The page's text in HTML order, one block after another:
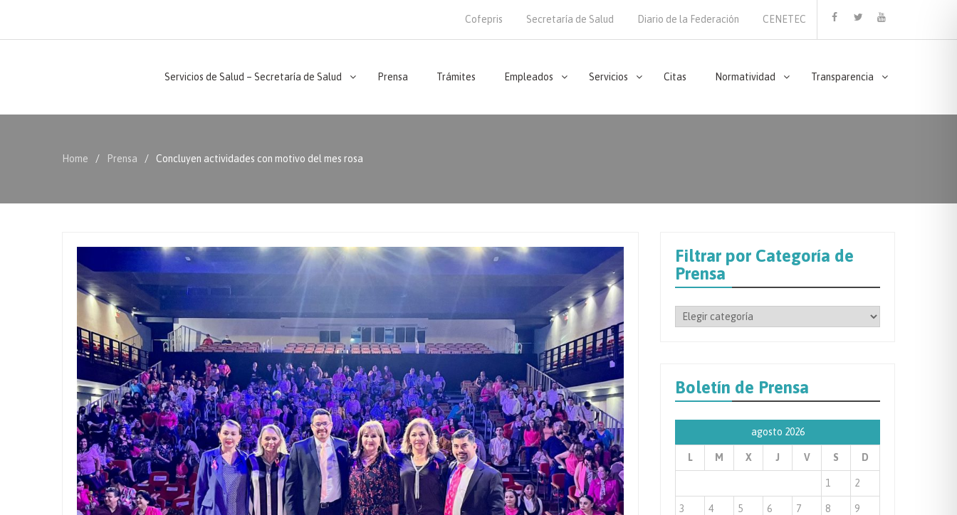
Cofepris Secretaría de Salud Diario de la Federación
CENETEC
Servicios de Salud – Secretaría de Salud Prensa Trámites Empleados Servicios Citas Normatividad Transparencia
Home Prensa Concluyen actividades con motivo del mes rosa
Filtrar por Categoría de
Prensa
Filtrar
Prensa
Boletín de Prensa
agosto 2026
L M X J V S D
1 2
3 4 5 6 7 8 9